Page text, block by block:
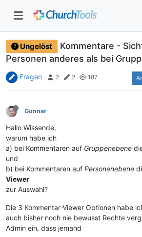
Ungelöst
Kommentare -
Personen anderes als bei
Fragen 2 2 187
Gunnar
Hallo Wissende,
warum habe ich
a) bei Kommentaren auf Gruppenebene
und
b) bei Kommentaren auf Personenebene
Viewer
zur Auswahl?
Die 3 Kommentar-Viewer Optionen habe
auch bisher noch nie bewusst Rechte
Admin ein, dass jemand